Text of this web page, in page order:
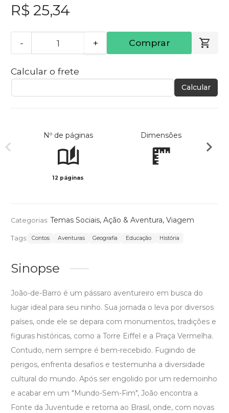
R$ 25,34
- + Comprar
Calcular o frete
Calcular
Nº de páginas
12 páginas
Dimensões
Categorias: Temas Sociais, Ação & Aventura, Viagem
Tags: Contos Aventuras Geografia Educação História
Sinopse
João-de-Barro é um pássaro aventureiro em busca do
lugar ideal para seu ninho. Sua jornada o leva por diversos
países, onde ele se depara com monumentos, tradições e
figuras históricas, como a Torre Eiffel e a Praça Vermelha.
Contudo, nem sempre é bem-recebido. Fugindo de
perigos, enfrenta desafios e testemunha a diversidade
cultural do mundo. Após ser engolido por um redemoinho
e acabar em um "Mundo-Sem-Fim", João encontra a
Fonte da Juventude e retorna ao Brasil, onde, com novas